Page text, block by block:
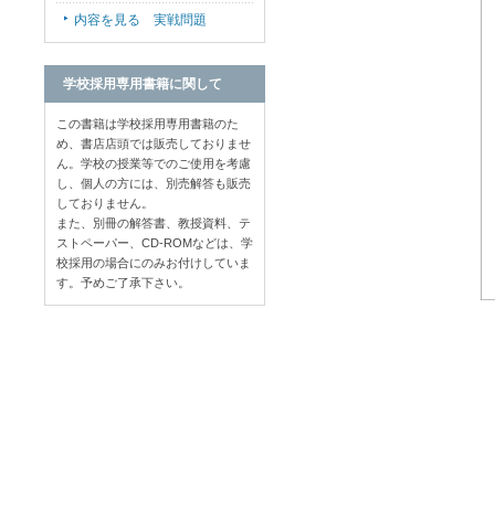
内容を見る 実戦問題
学校採用専用書籍に関して
この書籍は学校採用専用書籍のた
め、書店店頭では販売しておりませ
ん。学校の授業等でのご使用を考慮
し、個人の方には、別売解答も販売
しておりません。
また、別冊の解答書、教授資料、テ
ストペーパー、CD-ROMなどは、学
校採用の場合にのみお付けしていま
す。予めご了承下さい。